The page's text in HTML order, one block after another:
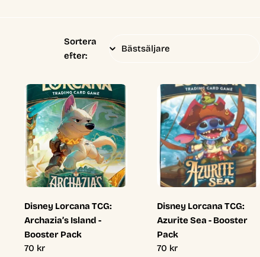
Sortera
efter:
Disney Lorcana TCG:
Archazia’s Island -
Booster Pack
Ordinarie
70 kr
Disney Lorcana TCG:
Azurite Sea - Booster
Pack
Ordinarie
70 kr